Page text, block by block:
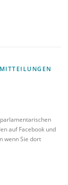
auf Facebook und
wenn Sie dort